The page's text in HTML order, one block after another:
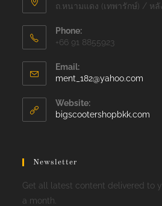
ถ.หนามแดง (เทพารักษ์) / หลั
Phone:
+66 91 8855923
Email:
ment_182@yahoo.com
Website:
bigscootershopbkk.com
Newsletter
Get all latest content delivered to
a month.